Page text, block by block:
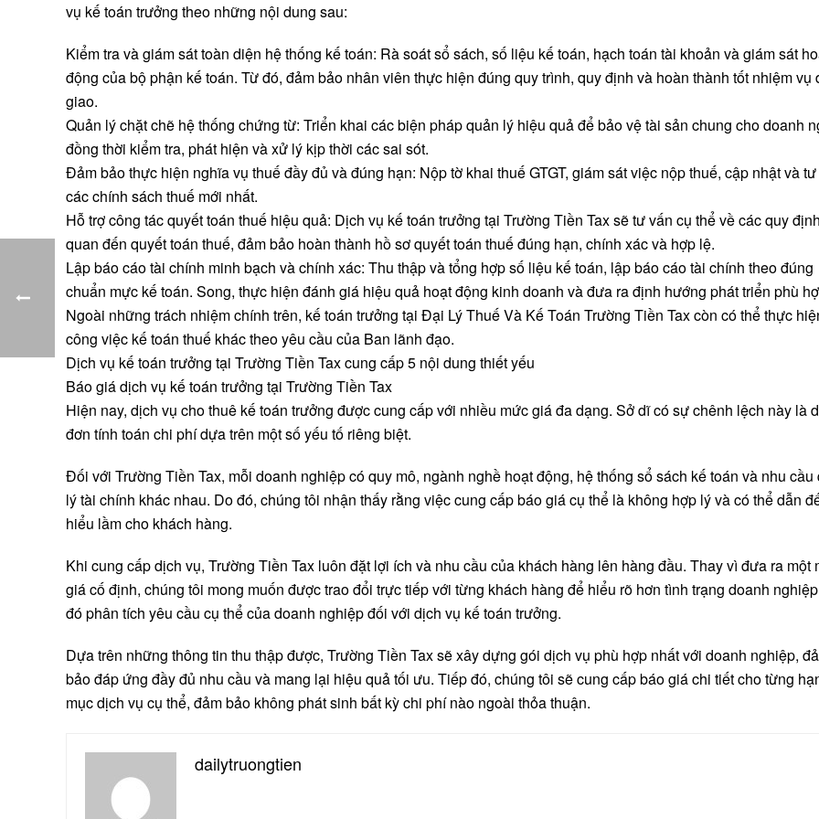
vụ kế toán trưởng theo những nội dung sau:
Kiểm tra và giám sát toàn diện hệ thống kế toán: Rà soát sổ sách, số liệu kế toán, hạch toán tài khoản và giám sát
động của bộ phận kế toán. Từ đó, đảm bảo nhân viên thực hiện đúng quy trình, quy định và hoàn thành tốt nhiệm vụ
giao.
Quản lý chặt chẽ hệ thống chứng từ: Triển khai các biện pháp quản lý hiệu quả để bảo vệ tài sản chung cho doanh
đồng thời kiểm tra, phát hiện và xử lý kịp thời các sai sót.
Đảm bảo thực hiện nghĩa vụ thuế đầy đủ và đúng hạn: Nộp tờ khai thuế GTGT, giám sát việc nộp thuế, cập nhật và
các chính sách thuế mới nhất.
Hỗ trợ công tác quyết toán thuế hiệu quả: Dịch vụ kế toán trưởng tại Trường Tiền Tax sẽ tư vấn cụ thể về các quy
quan đến quyết toán thuế, đảm bảo hoàn thành hồ sơ quyết toán thuế đúng hạn, chính xác và hợp lệ.
Lập báo cáo tài chính minh bạch và chính xác: Thu thập và tổng hợp số liệu kế toán, lập báo cáo tài chính theo đúng
chuẩn mực kế toán. Song, thực hiện đánh giá hiệu quả hoạt động kinh doanh và đưa ra định hướng phát triển phù
Ngoài những trách nhiệm chính trên, kế toán trưởng tại Đại Lý Thuế Và Kế Toán Trường Tiền Tax còn có thể thực
công việc kế toán thuế khác theo yêu cầu của Ban lãnh đạo.
Dịch vụ kế toán trưởng tại Trường Tiền Tax cung cấp 5 nội dung thiết yếu
Báo giá dịch vụ kế toán trưởng tại Trường Tiền Tax
Hiện nay, dịch vụ cho thuê kế toán trưởng được cung cấp với nhiều mức giá đa dạng. Sở dĩ có sự chênh lệch này là
đơn tính toán chi phí dựa trên một số yếu tố riêng biệt.
Đối với Trường Tiền Tax, mỗi doanh nghiệp có quy mô, ngành nghề hoạt động, hệ thống sổ sách kế toán và nhu cầu
lý tài chính khác nhau. Do đó, chúng tôi nhận thấy rằng việc cung cấp báo giá cụ thể là không hợp lý và có thể dẫn
hiểu lầm cho khách hàng.
Khi cung cấp dịch vụ, Trường Tiền Tax luôn đặt lợi ích và nhu cầu của khách hàng lên hàng đầu. Thay vì đưa ra một
giá cố định, chúng tôi mong muốn được trao đổi trực tiếp với từng khách hàng để hiểu rõ hơn tình trạng doanh
đó phân tích yêu cầu cụ thể của doanh nghiệp đối với dịch vụ kế toán trưởng.
Dựa trên những thông tin thu thập được, Trường Tiền Tax sẽ xây dựng gói dịch vụ phù hợp nhất với doanh nghiệp,
bảo đáp ứng đầy đủ nhu cầu và mang lại hiệu quả tối ưu. Tiếp đó, chúng tôi sẽ cung cấp báo giá chi tiết cho từng
mục dịch vụ cụ thể, đảm bảo không phát sinh bất kỳ chi phí nào ngoài thỏa thuận.
dailytruongtien